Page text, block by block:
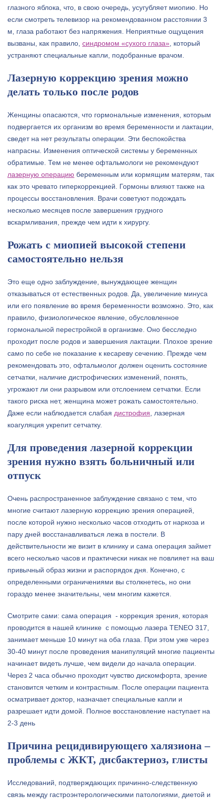
глазного яблока, что, в свою очередь, усугубляет миопию. Но
если смотреть телевизор на рекомендованном расстоянии 3
м, глаза работают без напряжения. Неприятные ощущения
вызваны, как правило, синдромом «сухого глаза» , который
устраняют специальные капли, подобранные врачом.
Лазерную коррекцию зрения можно
делать только после родов
Женщины опасаются, что гормональные изменения, которым
подвергается их организм во время беременности и лактации,
сведет на нет результаты операции. Эти беспокойства
напрасны. Изменения оптической системы у беременных
обратимые. Тем не менее офтальмологи не рекомендуют
лазерную операцию беременным или кормящим матерям, так
как это чревато гиперкоррекцией. Гормоны влияют также на
процессы восстановления. Врачи советуют подождать
несколько месяцев после завершения грудного
вскармливания, прежде чем идти к хирургу.
Рожать с миопией высокой степени
самостоятельно нельзя
Это еще одно заблуждение, вынуждающее женщин
отказываться от естественных родов. Да, увеличение минуса
или его появление во время беременности возможно. Это, как
правило, физиологическое явление, обусловленное
гормональной перестройкой в организме. Оно бесследно
проходит после родов и завершения лактации. Плохое зрение
само по себе не показание к кесареву сечению. Прежде чем
рекомендовать это, офтальмолог должен оценить состояние
сетчатки, наличие дистрофических изменений, понять,
угрожают ли они разрывом или отслоением сетчатки. Если
такого риска нет, женщина может рожать самостоятельно.
Даже если наблюдается слабая дистрофия , лазерная
коагуляция укрепит сетчатку.
Для проведения лазерной коррекции
зрения нужно взять больничный или
отпуск
Очень распространенное заблуждение связано с тем, что
многие считают лазерную коррекцию зрения операцией,
после которой нужно несколько часов отходить от наркоза и
пару дней восстанавливаться лежа в постели. В
действительности же визит в клинику и сама операция займет
всего несколько часов и практически никак не повлияет на ваш
привычный образ жизни и распорядок дня. Конечно, с
определенными ограничениями вы столкнетесь, но они
гораздо менее значительны, чем многим кажется.
Смотрите сами: сама операция - коррекция зрения, которая
проводится в нашей клинике с помощью лазера TENEO 317,
занимает меньше 10 минут на оба глаза. При этом уже через
30-40 минут после проведения манипуляций многие пациенты
начинает видеть лучше, чем видели до начала операции.
Через 2 часа обычно проходит чувство дискомфорта, зрение
становится четким и контрастным. После операции пациента
осматривает доктор, назначает специальные капли и
разрешает идти домой. Полное восстановление наступает на
2-3 день
Причина рецидивирующего халязиона –
проблемы с ЖКТ, дисбактериоз, глисты
Исследований, подтверждающих причинно-следственную
связь между гастроэнтерологическими патологиями, диетой и